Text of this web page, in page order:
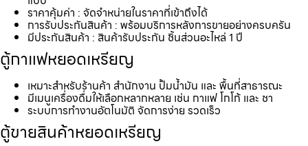
ราคาคุ้มค่า : จัดจำหน่ายในราคาที่เข้าถึงได้
การรับประกันสินค้า : พร้อมบริการหลังการขายอย่างครบครัน
มีประกันสินค้า : สินค้ารับประกัน ชิ้นส่วนอะไหล่ 1 ปี
ตู้กาแฟหยอดเหรียญ
เหมาะสำหรับร้านค้า สำนักงาน ปั้มน้ำมัน และ พื้นที่สาธารณะ
มีเมนูเครื่องดื่มให้เลือกหลากหลาย เช่น กาแฟ โกโก้ และ ชา
ระบบการทำงานอัตโนมัติ จัดการง่าย รวดเร็ว
ตู้ขายสินค้าหยอดเหรียญ